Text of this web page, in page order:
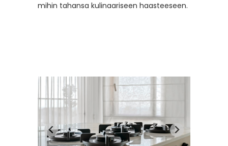
mihin tahansa kulinaariseen haasteeseen.